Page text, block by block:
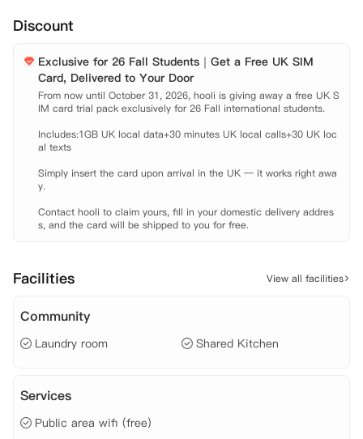
无论如何，Haigh Court 的设计都以轻松现代的学生生活为核心。所有费
享受灵活的同时，无需为住宿操心。无论住户是想结识新朋友，还是专注
于自己的学习生活，这里都能完美契合住户的需求。而且，所有生活设施
都近在咫尺，步行即可到达，让住户减少通勤时间，尽情享受精彩的大学
生活。
Discount
Exclusive for 26 Fall Students｜Get a Free UK SIM
Card, Delivered to Your Door
From now until October 31, 2026, hooli is giving away a free UK S
IM card trial pack exclusively for 26 Fall international students.
Includes:1GB UK local data+30 minutes UK local calls+30 UK loc
al texts
Simply insert the card upon arrival in the UK — it works right awa
y.
Contact hooli to claim yours, fill in your domestic delivery addres
s, and the card will be shipped to you for free.
Facilities View all facilities
Community
Laundry room Shared Kitchen
Services
Public area wifi (free)